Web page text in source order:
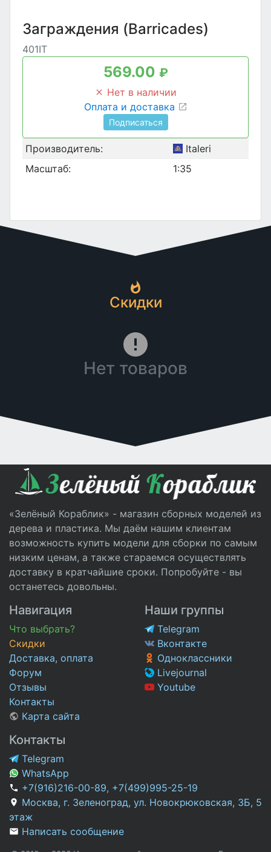
Заграждения (Barricades)
401IT
569.00 ₽
Нет в наличии
Оплата и доставка
Подписаться
Производитель:
Italeri
Масштаб:
1:35
Скидки
Нет товаров
«Зелёный Кораблик» - магазин сборных моделей из
дерева и пластика. Мы даём нашим клиентам
возможность купить модели для сборки по самым
низким ценам, а также стараемся осуществлять
доставку в кратчайшие сроки. Попробуйте - вы
останетесь довольны.
Навигация
Что выбрать?
Скидки
Доставка, оплата
Форум
Отзывы
Контакты
Карта сайта
Наши группы
Telegram
Вконтакте
Одноклассники
Livejournal
Youtube
Контакты
Telegram
WhatsApp
+7(916)216-00-89, +7(499)995-25-19
Москва, г. Зеленоград, ул. Новокрюковская, 3Б, 5
этаж
Написать сообщение